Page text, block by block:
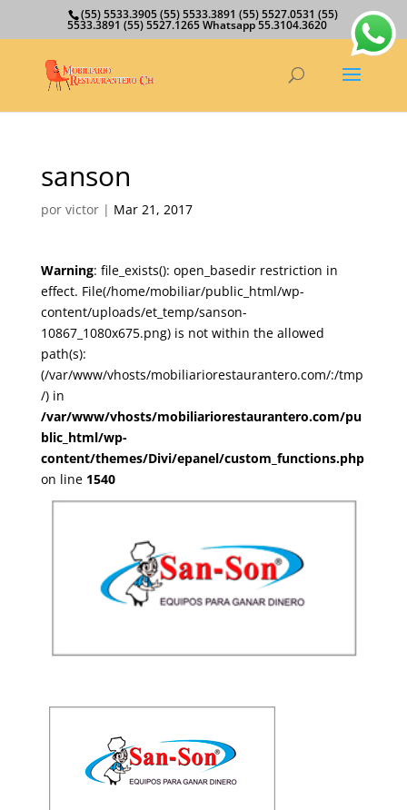
(55) 5533.3905 (55) 5533.3891 (55) 5527.0531 (55)
5533.3891 (55) 5527.1265 Whatsapp 55.3104.3620
sanson
por victor| Mar 21, 2017
Warning: file_exists(): open_basedir restriction in
effect. File(/home/mobiliar/public_html/wp-
content/uploads/et_temp/sanson-
10867_1080x675.png) is not within the allowed
path(s):
(/var/www/vhosts/mobiliariorestaurantero.com/:/tmp
/) in
/var/www/vhosts/mobiliariorestaurantero.com/pu
blic_html/wp-
content/themes/Divi/epanel/custom_functions.php
on line 1540